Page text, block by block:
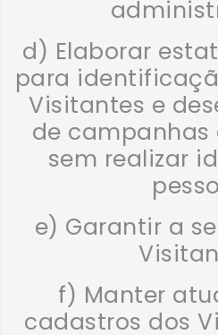
d) Elaborar
para
Visitantes e
de campanhas
sem realizar
e) Garantir a
f) Manter
cadastros dos